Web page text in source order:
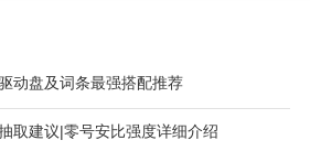
的标签模版库,涵盖鞋包、服
二维码、线条、矩形、图像等;
动盘及词条最强搭配推荐
取建议|零号安比强度详细介绍